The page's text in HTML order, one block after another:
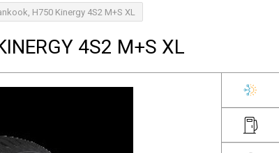
H750 Kinergy 4S2 M+S XL
4S2 M+S XL